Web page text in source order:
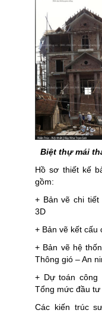
Biệt thự mái
Hồ sơ thiết kế
gồm:
+ Bản vẽ chi tiết
3D
+ Bản vẽ kết cấu
+ Bản vẽ hệ
Thông gió – An
+ Dự toán công
Tổng mức đầu tư
Các kiến trúc